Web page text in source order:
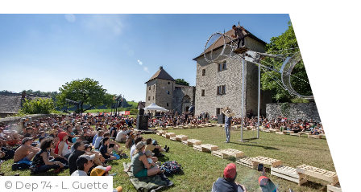
© Dep 74 - L. Guette